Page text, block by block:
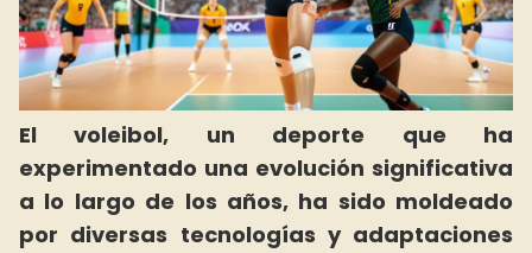
El voleibol, un deporte que ha
experimentado una evolución significativa
a lo largo de los años, ha sido moldeado
por diversas tecnologías y adaptaciones